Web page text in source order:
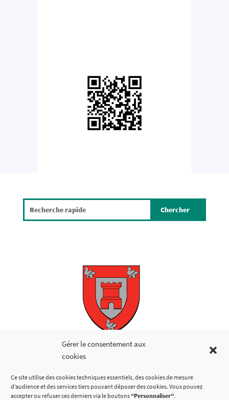
Gérer le consentement aux
cookies
Ce site utilise des cookies techniques essentiels, des cookies de mesure
d’audience et des services tiers pouvant déposer des cookies. Vous pouvez
accepter ou refuser ces derniers via le boutons“Personnaliser”.
Copyright © 2026